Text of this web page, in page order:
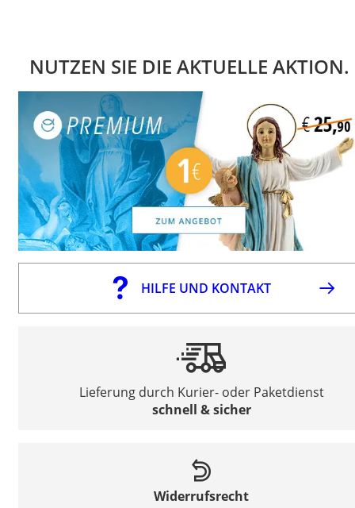
NUTZEN SIE DIE AKTUELLE AKTION.
HILFE UND KONTAKT
Lieferung durch Kurier- oder Paketdienst
schnell & sicher
Widerrufsrecht